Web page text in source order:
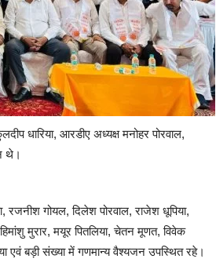
धारिया, आरडीए अध्यक्ष मनोहर पोरवाल,
थे।
रजनीश गोयल, दिलेश पोरवाल, राजेश धूपिया,
मुरार, मयूर पितलिया, चेतन मूणत, विवेक
एवं बड़ी संख्या में गणमान्य वैश्यजन उपस्थित रहे।